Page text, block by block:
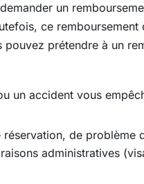
un
ce
prétendre à un
un accident vous
réservation, de problème
administratives